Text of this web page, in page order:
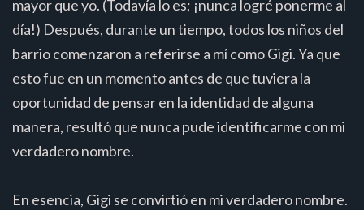
mayor que yo. (Todavía lo es; ¡nunca logré ponerme al
día!) Después, durante un tiempo, todos los niños del
barrio comenzaron a referirse a mí como Gigi. Ya que
esto fue en un momento antes de que tuviera la
oportunidad de pensar en la identidad de alguna
manera, resultó que nunca pude identificarme con mi
verdadero nombre.
En esencia, Gigi se convirtió en mi verdadero nombre.